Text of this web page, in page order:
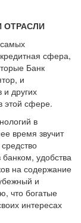
ОТРАСЛИ
сфера,
Банк
и
других
этой сфере.
в
время звучит
удобства
на содержание
и
что богатые
интересах